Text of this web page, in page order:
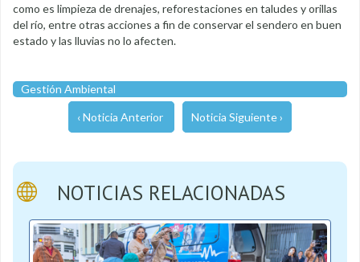
como es limpieza de drenajes, reforestaciones en taludes y orillas
del río, entre otras acciones a fin de conservar el sendero en buen
estado y las lluvias no lo afecten.
Gestión Ambiental
‹ Noticia Anterior Noticia Siguiente ›
NOTICIAS RELACIONADAS